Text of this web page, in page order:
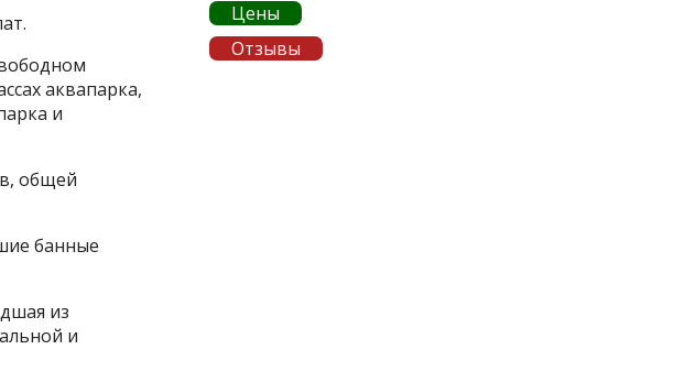
аквапарка,
и
общей
банные
из
и
Цены
Отзывы